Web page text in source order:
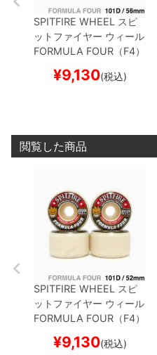
SPITFIRE WHEEL
スピ
ットファイヤー ウィール
FORMULA FOUR（F4）
6mm¥9,130(税込)
閲覧した商品
SPITFIRE WHEEL
スピ
ットファイヤー ウィール
FORMULA FOUR（F4）
2mm¥9,130(税込)